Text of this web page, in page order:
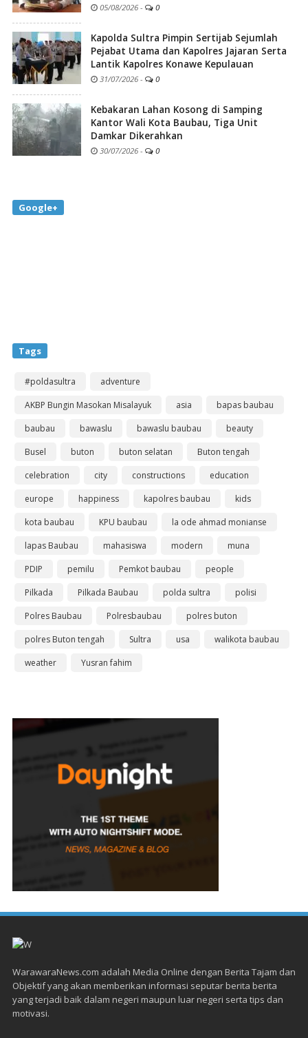
05/08/2026 - 0
Kapolda Sultra Pimpin Sertijab Sejumlah
Pejabat Utama dan Kapolres Jajaran Serta
Lantik Kapolres Konawe Kepulauan
31/07/2026 - 0
Kebakaran Lahan Kosong di Samping
Kantor Wali Kota Baubau, Tiga Unit
Damkar Dikerahkan
30/07/2026 - 0
Google+
Tags
#poldasultra
adventure
AKBP Bungin Masokan Misalayuk
asia
bapas baubau
baubau
bawaslu bawaslu baubau
beauty
Busel
buton buton selatan
Buton tengah
celebration
city constructions
education
europe
happiness kapolres baubau
kids
kota baubau
KPU baubau
la ode ahmad monianse
lapas Baubau
mahasiswa modern
muna
PDIP
pemilu Pemkot baubau
people
Pilkada
Pilkada Baubau polda sultra
polisi
Polres Baubau
Polresbaubau
polres buton
polres Buton tengah
Sultra usa
walikota baubau
weather
Yusran fahim
WarawaraNews.com adalah Media Online dengan Berita Tajam dan
Objektif yang akan memberikan informasi seputar berita berita
yang terjadi baik dalam negeri maupun luar negeri serta tips dan
motivasi.